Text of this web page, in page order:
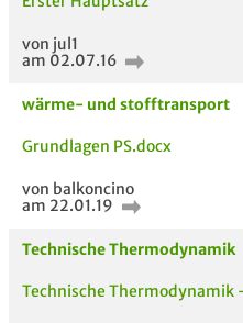
von jul1
am 02.07.16
wärme- und stofftransport
Grundlagen PS.docx
von balkoncino
am 22.01.19
Technische Thermodynamik
Technische Thermodynamik